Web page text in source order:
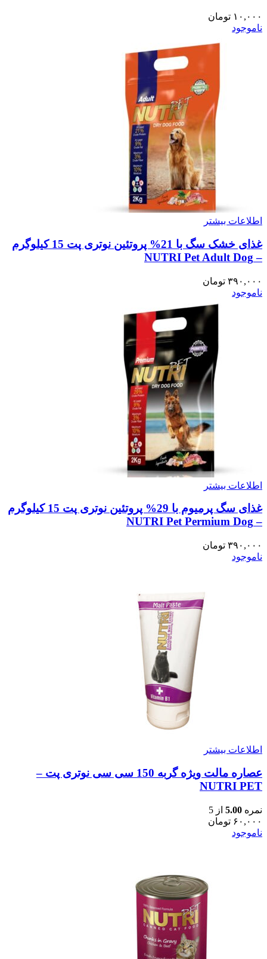
۱۰,۰۰۰ تومان
ناموجود
اطلاعات بیشتر
غذای خشک سگ با 21% پروتئین نوتری پت 15 کیلوگرم
– NUTRI Pet Adult Dog
۳۹۰,۰۰۰ تومان
ناموجود
اطلاعات بیشتر
غذای سگ پرمیوم با 29% پروتئین نوتری پت 15 کیلوگرم
– NUTRI Pet Permium Dog
۳۹۰,۰۰۰ تومان
ناموجود
اطلاعات بیشتر
عصاره مالت ویژه گربه 150 سی سی نوتری پت –
NUTRI PET
نمره 5.00 از 5
۶۰,۰۰۰ تومان
ناموجود